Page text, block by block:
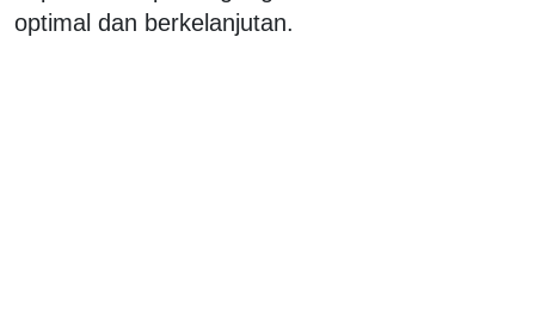
optimal dan berkelanjutan.